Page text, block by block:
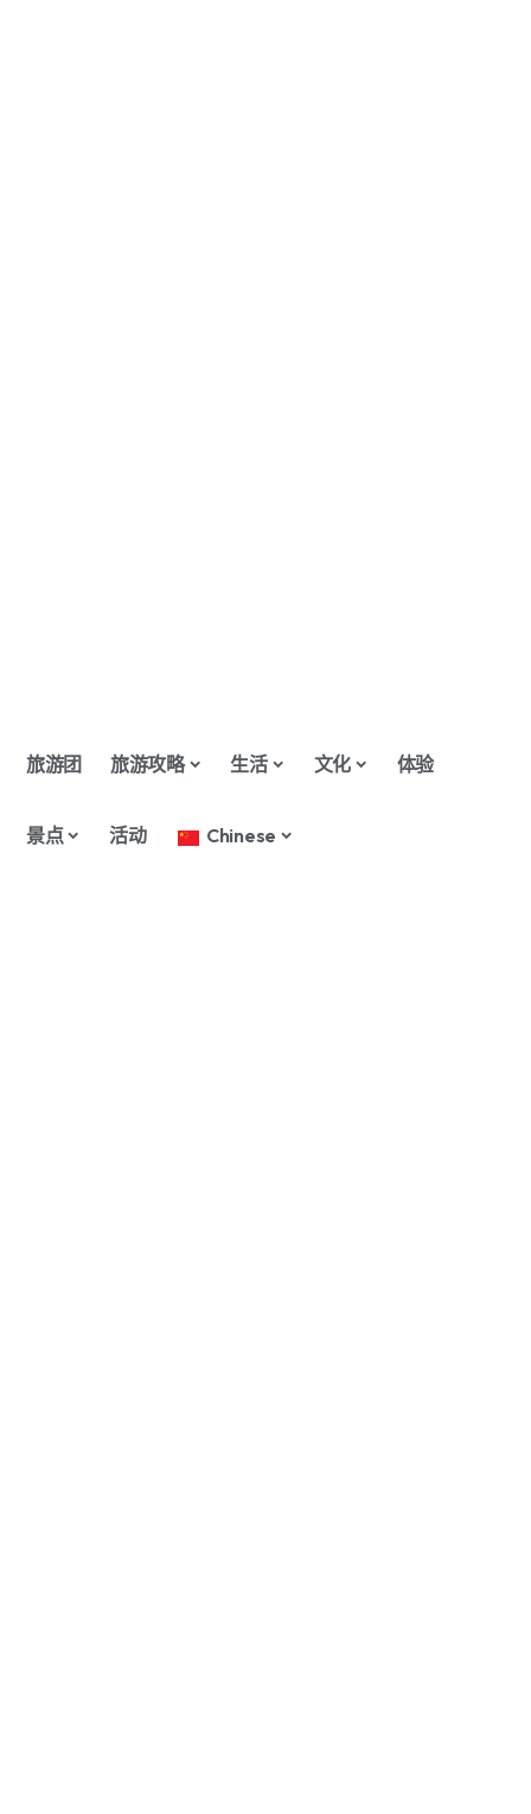
旅游团 旅游攻略 生活 文化 体验
景点 活动 Chinese